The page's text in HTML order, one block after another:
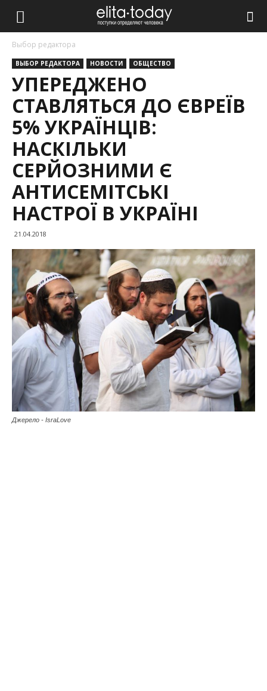
Выбор редактора
ВЫБОР РЕДАКТОРА НОВОСТИ ОБЩЕСТВО
УПЕРЕДЖЕНО
СТАВЛЯТЬСЯ ДО ЄВРЕЇВ
5% УКРАЇНЦІВ:
НАСКІЛЬКИ
СЕРЙОЗНИМИ Є
АНТИСЕМІТСЬКІ
НАСТРОЇ В УКРАЇНІ
21.04.2018
Джерело - IsraLove